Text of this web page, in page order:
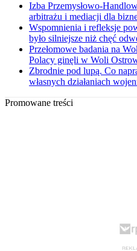
Izba Przemysłowo-
arbitrażu i mediacji dla
Wspomnienia i refleksje
było silniejsze niż chęć
Przełomowe badania na
Polacy ginęli w Woli
Zbrodnie pod lupą. Co
własnych działaniach
Promowane treści